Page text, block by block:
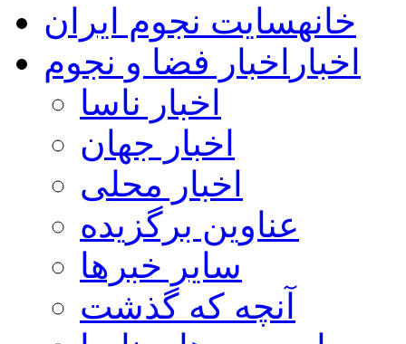
خانهسایت نجوم ایران
اخبار اخبار فضا و نجوم
اخبار ناسا
اخبار جهان
اخبار محلی
عناوین برگزیده
سایر خبرها
آنچه که گذشت